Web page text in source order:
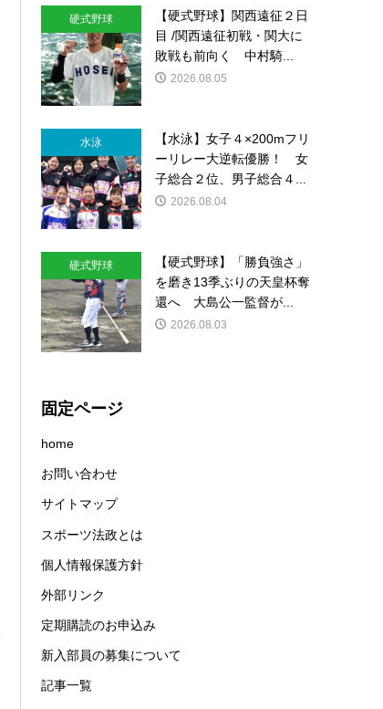
硬式野球
【硬式野球】関西遠征２日
目 /関西遠征初戦・関大に
敗戦も前向く 中村騎...
2026.08.05
水泳
【水泳】女子４×200mフリ
ーリレー大逆転優勝！ 女
子総合２位、男子総合４...
2026.08.04
硬式野球
【硬式野球】「勝負強さ」
を磨き13季ぶりの天皇杯奪
還へ 大島公一監督が...
2026.08.03
固定ページ
home
お問い合わせ
サイトマップ
スポーツ法政とは
個人情報保護方針
外部リンク
定期購読のお申込み
新入部員の募集について
記事一覧